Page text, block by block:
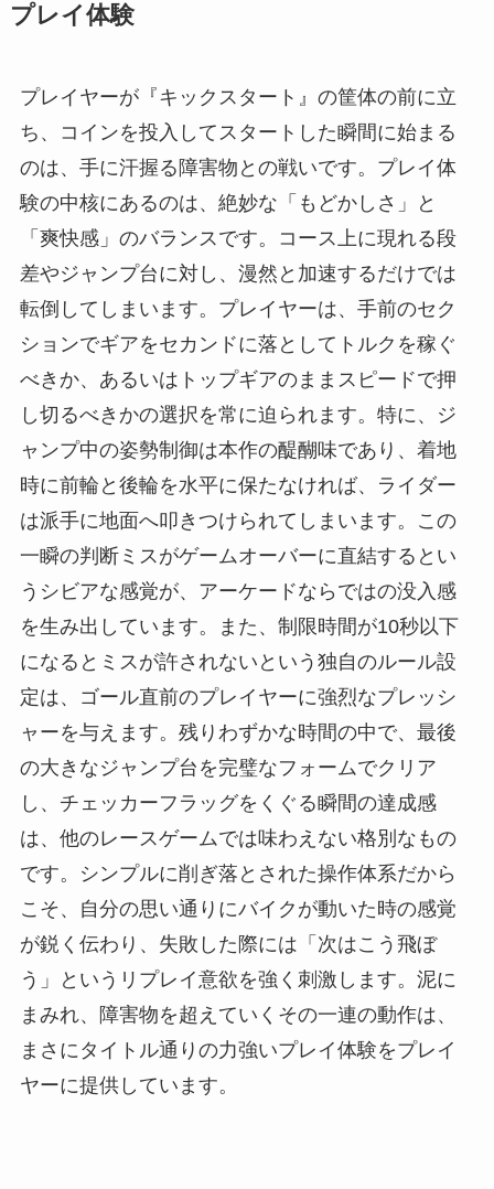
プレイ体験
プレイヤーが『キックスタート』の筐体の前に立
ち、コインを投入してスタートした瞬間に始まる
のは、手に汗握る障害物との戦いです。プレイ体
験の中核にあるのは、絶妙な「もどかしさ」と
「爽快感」のバランスです。コース上に現れる段
差やジャンプ台に対し、漫然と加速するだけでは
転倒してしまいます。プレイヤーは、手前のセク
ションでギアをセカンドに落としてトルクを稼ぐ
べきか、あるいはトップギアのままスピードで押
し切るべきかの選択を常に迫られます。特に、ジ
ャンプ中の姿勢制御は本作の醍醐味であり、着地
時に前輪と後輪を水平に保たなければ、ライダー
は派手に地面へ叩きつけられてしまいます。この
一瞬の判断ミスがゲームオーバーに直結するとい
うシビアな感覚が、アーケードならではの没入感
を生み出しています。また、制限時間が10秒以下
になるとミスが許されないという独自のルール設
定は、ゴール直前のプレイヤーに強烈なプレッシ
ャーを与えます。残りわずかな時間の中で、最後
の大きなジャンプ台を完璧なフォームでクリア
し、チェッカーフラッグをくぐる瞬間の達成感
は、他のレースゲームでは味わえない格別なもの
です。シンプルに削ぎ落とされた操作体系だから
こそ、自分の思い通りにバイクが動いた時の感覚
が鋭く伝わり、失敗した際には「次はこう飛ぼ
う」というリプレイ意欲を強く刺激します。泥に
まみれ、障害物を超えていくその一連の動作は、
まさにタイトル通りの力強いプレイ体験をプレイ
ヤーに提供しています。